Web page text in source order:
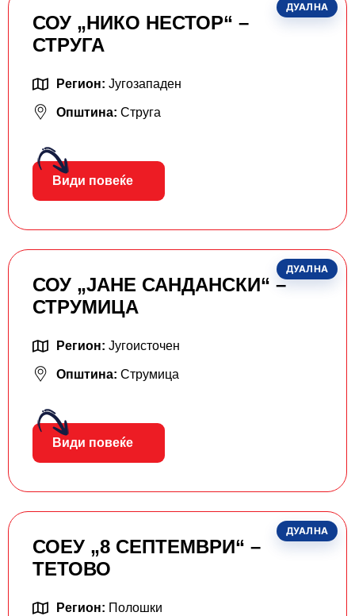
ДУАЛНА
СОУ „НИКО НЕСТОР“ –
СТРУГА
Регион: Југозападен
Општина: Струга
Види повеќе
ДУАЛНА
СОУ „ЈАНЕ САНДАНСКИ“ –
СТРУМИЦА
Регион: Југоисточен
Општина: Струмица
Види повеќе
ДУАЛНА
СОЕУ „8 СЕПТЕМВРИ“ –
ТЕТОВО
Регион: Полошки